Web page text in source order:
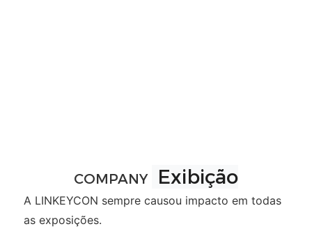
COMPANY Exibição
A LINKEYCON sempre causou impacto em todas
as exposições.